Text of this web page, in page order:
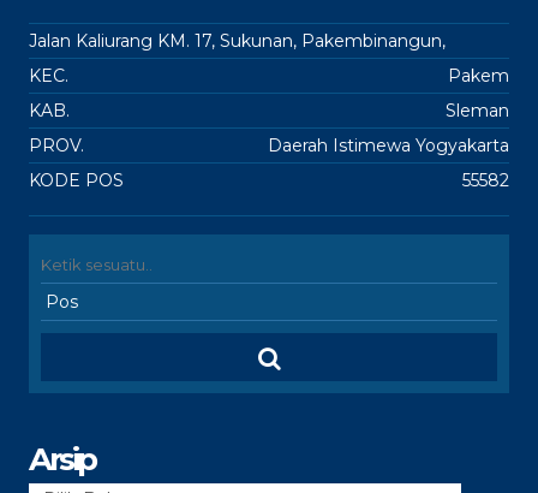
Jalan Kaliurang KM. 17, Sukunan, Pakembinangun,
KEC.
Pakem
KAB.
Sleman
PROV.
Daerah Istimewa Yogyakarta
KODE POS
55582
Arsip